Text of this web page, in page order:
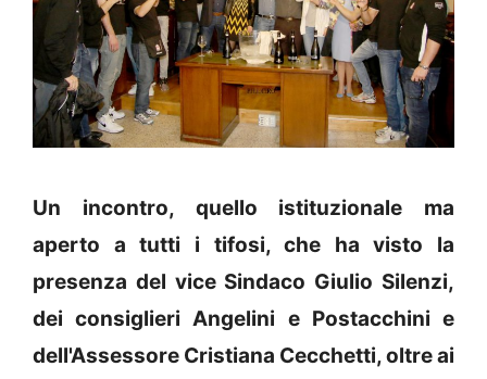
Un incontro, quello istituzionale ma
aperto a tutti i tifosi, che ha visto la
presenza del vice Sindaco Giulio Silenzi,
dei consiglieri Angelini e Postacchini e
dell'Assessore Cristiana Cecchetti, oltre ai